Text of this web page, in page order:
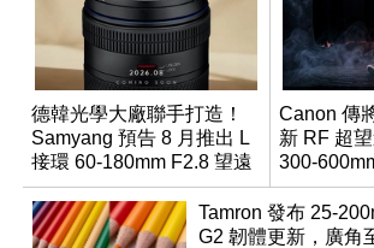
德韓光學大廠聯手打造！
Samyang 預告 8 月推出 L
接環 60-180mm F2.8 望遠
變焦鏡
Canon 傳
新 RF 超
300-
Tamron 發布 25-
G2 韌體更新，廣角